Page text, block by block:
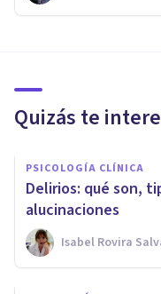
Quizás te
PSICOLOGÍA CLÍNICA
Delirios: qué son,
alucinaciones
Isabel Rovira